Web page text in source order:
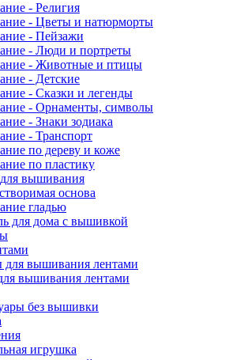
- Религия
- Цветы и натюрморты
- Пейзажи
- Люди и портреты
- Животные и птицы
- Детские
- Сказки и легенды
- Орнаменты, символы
- Знаки зодиака
- Транспорт
по дереву и коже
по пластику
вышивания
основа
гладью
для дома с вышивкой
для вышивания лентами
вышивания лентами
без вышивки
игрушка